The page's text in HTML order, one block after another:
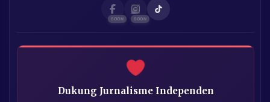
Dukung Jurnalisme Independen